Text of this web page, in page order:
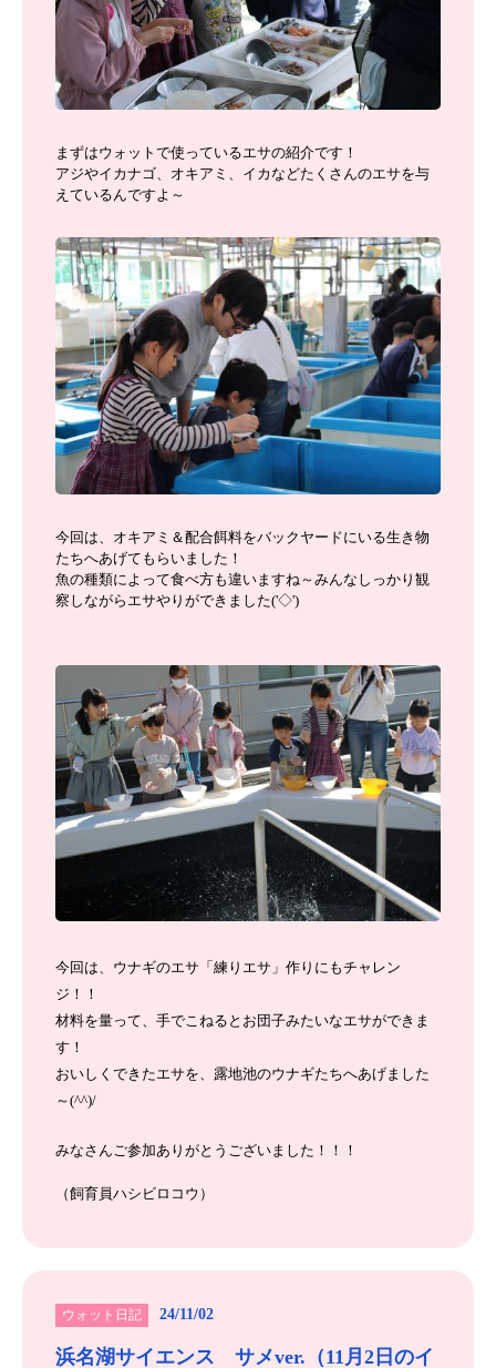
まずはウォットで使っているエサの紹介です！
アジやイカナゴ、オキアミ、イカなどたくさんのエサを与
えているんですよ～
今回は、オキアミ＆配合餌料をバックヤードにいる生き物
たちへあげてもらいました！
魚の種類によって食べ方も違いますね～みんなしっかり観
察しながらエサやりができました('◇')ゞ
今回は、ウナギのエサ「練りエサ」作りにもチャレン
ジ！！
材料を量って、手でこねるとお団子みたいなエサができま
す！
おいしくできたエサを、露地池のウナギたちへあげました
～(^^)/
みなさんご参加ありがとうございました！！！
（飼育員ハシビロコウ）
ウォット日記 24/11/02
浜名湖サイエンス サメver.（11月2日のイ